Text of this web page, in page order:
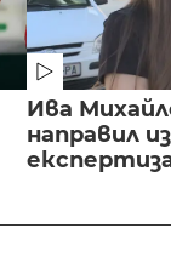
Ива
направил